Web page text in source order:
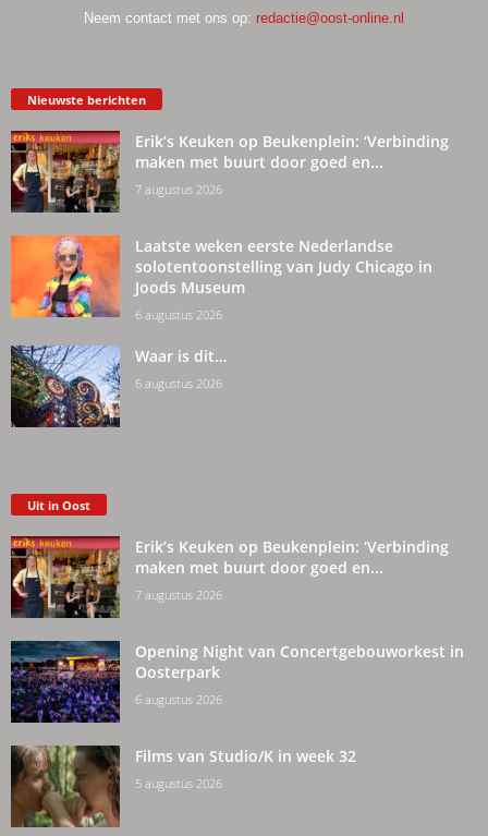
Neem contact met ons op: redactie@oost-online.nl
Nieuwste berichten
Erik’s Keuken op Beukenplein: ‘Verbinding
maken met buurt door goed en...
7 augustus 2026
Laatste weken eerste Nederlandse
solotentoonstelling van Judy Chicago in
Joods Museum
6 augustus 2026
Waar is dit…
6 augustus 2026
Uit in Oost
Erik’s Keuken op Beukenplein: ‘Verbinding
maken met buurt door goed en...
7 augustus 2026
Opening Night van Concertgebouworkest in
Oosterpark
6 augustus 2026
Films van Studio/K in week 32
5 augustus 2026